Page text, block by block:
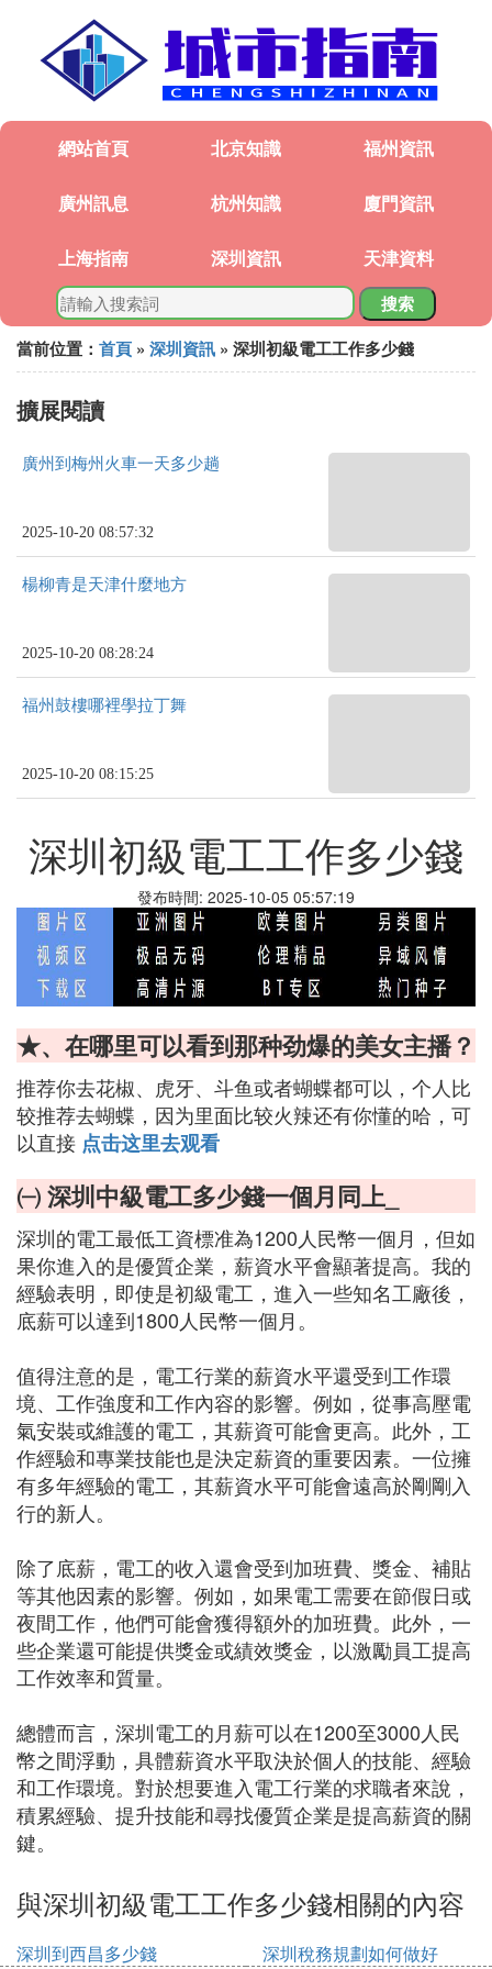
網站首頁 北京知識 福州資訊
廣州訊息 杭州知識 廈門資訊
上海指南 深圳資訊 天津資料
搜索
當前位置： 首頁 » 深圳資訊 » 深圳初級電工工作多少錢
擴展閱讀
廣州到梅州火車一天多少趟
2025-10-20 08:57:32
楊柳青是天津什麼地方
2025-10-20 08:28:24
福州鼓樓哪裡學拉丁舞
2025-10-20 08:15:25
深圳初級電工工作多少錢
發布時間: 2025-10-05 05:57:19
★、在哪里可以看到那种劲爆的美女主播？
推荐你去花椒、虎牙、斗鱼或者蝴蝶都可以，个人比
较推荐去蝴蝶，因为里面比较火辣还有你懂的哈，可
以直接 点击这里去观看
㈠ 深圳中級電工多少錢一個月同上_
深圳的電工最低工資標准為1200人民幣一個月，但如
果你進入的是優質企業，薪資水平會顯著提高。我的
經驗表明，即使是初級電工，進入一些知名工廠後，
底薪可以達到1800人民幣一個月。
值得注意的是，電工行業的薪資水平還受到工作環
境、工作強度和工作內容的影響。例如，從事高壓電
氣安裝或維護的電工，其薪資可能會更高。此外，工
作經驗和專業技能也是決定薪資的重要因素。一位擁
有多年經驗的電工，其薪資水平可能會遠高於剛剛入
行的新人。
除了底薪，電工的收入還會受到加班費、獎金、補貼
等其他因素的影響。例如，如果電工需要在節假日或
夜間工作，他們可能會獲得額外的加班費。此外，一
些企業還可能提供獎金或績效獎金，以激勵員工提高
工作效率和質量。
總體而言，深圳電工的月薪可以在1200至3000人民
幣之間浮動，具體薪資水平取決於個人的技能、經驗
和工作環境。對於想要進入電工行業的求職者來說，
積累經驗、提升技能和尋找優質企業是提高薪資的關
鍵。
與深圳初級電工工作多少錢相關的內容
深圳到西昌多少錢 深圳稅務規劃如何做好